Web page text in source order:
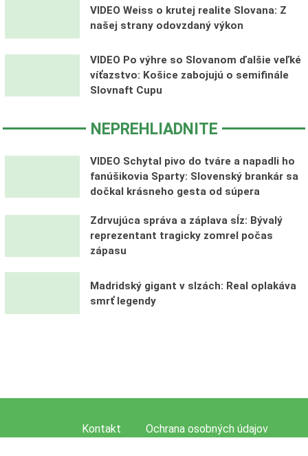
VIDEO Weiss o krutej realite Slovana: Z
našej strany odovzdaný výkon
VIDEO Po výhre so Slovanom ďalšie veľké
víťazstvo: Košice zabojujú o semifinále
Slovnaft Cupu
NEPREHLIADNITE
VIDEO Schytal pivo do tváre a napadli ho
fanúšikovia Sparty: Slovenský brankár sa
dočkal krásneho gesta od súpera
Zdrvujúca správa a záplava sĺz: Bývalý
reprezentant tragicky zomrel počas
zápasu
Madridský gigant v slzách: Real oplakáva
smrť legendy
Kontakt Ochrana osobných údajov